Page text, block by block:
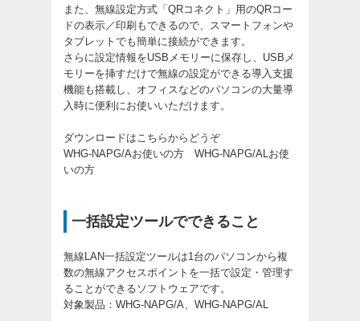
また、無線設定方式「QRコネクト」用のQRコー
ドの表示／印刷もできるので、スマートフォンや
タブレットでも簡単に接続ができます。
さらに設定情報をUSBメモリーに保存し、USBメ
モリーを挿すだけで無線の設定ができる導入支援
機能も搭載し、オフィスなどのパソコンの大量導
入時に便利にお使いいただけます。
ダウンロードはこちらからどうぞ
WHG-NAPG/Aお使いの方
WHG-NAPG/ALお使
いの方
一括設定ツールでできること
無線LAN一括設定ツールは1台のパソコンから複
数の無線アクセスポイントを一括で設定・管理す
ることができるソフトウェアです。
対象製品：WHG-NAPG/A、WHG-NAPG/AL